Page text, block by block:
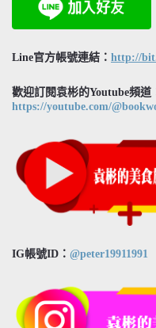
Line官方帳號連結： http://
歡迎訂閱袁彬的Youtube頻道
https://youtube.com/
IG帳號ID： @peter19911991